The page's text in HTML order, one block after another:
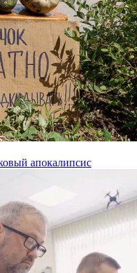
апокалипсис